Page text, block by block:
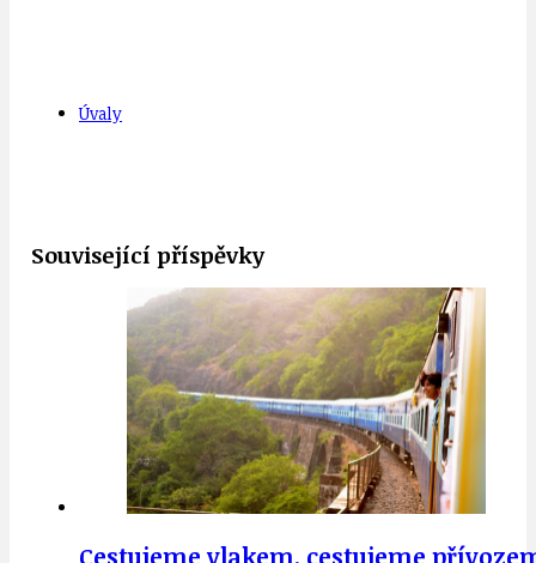
Úvaly
Související příspěvky